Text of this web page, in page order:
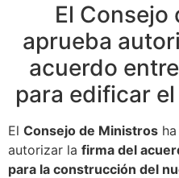
El Consejo
aprueba
acuerdo
para edificar
El Consejo de Ministros
autorizar la firma del
para la construcción del